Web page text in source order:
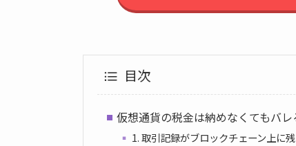
目次
仮想通貨の税金は納めなくてもバ
1. 取引記録がブロックチェーン上に